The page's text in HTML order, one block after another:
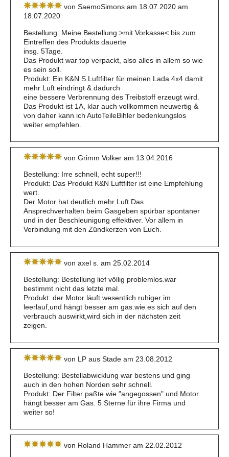
von SaemoSimons am 18.07.2020 am
18.07.2020
Bestellung: Meine Bestellung >mit Vorkasse< bis zum
Eintreffen des Produkts dauerte
insg. 5Tage.
Das Produkt war top verpackt, also alles in allem so wie
es sein soll.
Produkt: Ein K&N S.Luftfilter für meinen Lada 4x4 damit
mehr Luft eindringt & dadurch
eine bessere Verbrennung des Treibstoff erzeugt wird.
Das Produkt ist 1A, klar auch vollkommen neuwertig &
von daher kann ich AutoTeileBihler bedenkungslos
weiter empfehlen.
von Grimm Volker am 13.04.2016
Bestellung: Irre schnell, echt super!!!
Produkt: Das Produkt K&N Luftfilter ist eine Empfehlung
wert.
Der Motor hat deutlich mehr Luft.Das
Ansprechverhalten beim Gasgeben spürbar spontaner
und in der Beschleunigung effektiver. Vor allem in
Verbindung mit den Zündkerzen von Euch.
von axel s. am 25.02.2014
Bestellung: Bestellung lief völlig problemlos.war
bestimmt nicht das letzte mal.
Produkt: der Motor läuft wesentlich ruhiger im
leerlauf,und hängt besser am gas.wie es sich auf den
verbrauch auswirkt,wird sich in der nächsten zeit
zeigen.
von LP aus Stade am 23.08.2012
Bestellung: Bestellabwicklung war bestens und ging
auch in den hohen Norden sehr schnell.
Produkt: Der Filter paßte wie "angegossen" und Motor
hängt besser am Gas. 5 Sterne für ihre Firma und
weiter so!
von Roland Hammer am 22.02.2012